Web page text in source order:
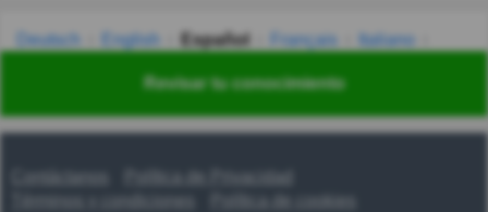
Revisar tu conocimiento
Deutsch English Español Français
Italiano
Українська हिन्दी 한국어 汉语
Contáctanos
Política de Privacidad
Términos y condiciones